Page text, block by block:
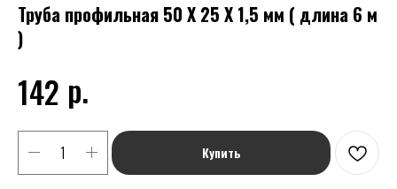
Труба профильная 50 Х 25 Х 1,5 мм ( длина 6 м
)
142 р.
Купить